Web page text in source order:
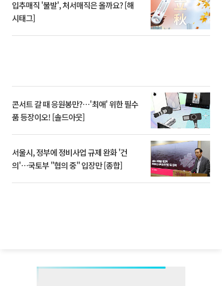
입추매직 '불발', 처서매직은 올까요? [해
시태그]
콘서트 갈 때 응원봉만?⋯'최애' 위한 필수
품 등장이오! [솔드아웃]
서울시, 정부에 정비사업 규제 완화 '건
의'⋯국토부 "협의 중" 입장만 [종합]